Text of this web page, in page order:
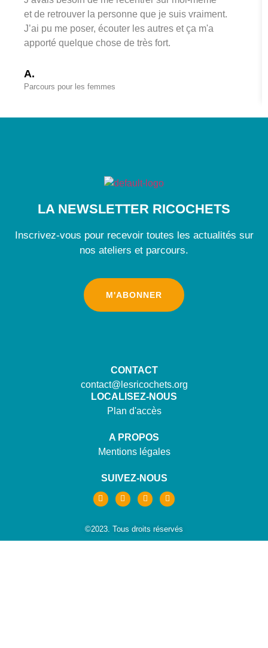
et de retrouver la personne que je suis vraiment.
J’ai pu me poser, écouter les autres et ça m'a
apporté quelque chose de très fort.
A.
Parcours pour les femmes
LA NEWSLETTER RICOCHETS
Inscrivez-vous pour recevoir toutes les actualités sur
nos ateliers et parcours.
M'ABONNER
CONTACT
contact@lesricochets.org
LOCALISEZ-NOUS
Plan d'accès
A PROPOS
Mentions légales
SUIVEZ-NOUS
©2023. Tous droits réservés